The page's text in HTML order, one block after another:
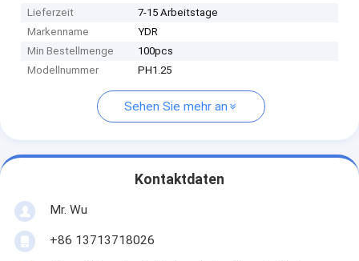
Lieferzeit
7-15 Arbeitstage
Markenname
YDR
Min Bestellmenge
100pcs
Modellnummer
PH1.25
Sehen Sie mehr an
Kontaktdaten
Mr. Wu
+86 13713718026